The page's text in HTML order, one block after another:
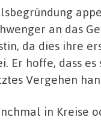
an das
da dies ihre
Er hoffe, dass es
Vergehen
in Kreise